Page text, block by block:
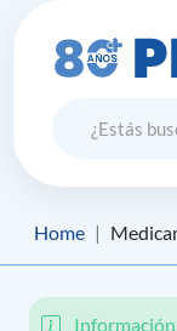
Home